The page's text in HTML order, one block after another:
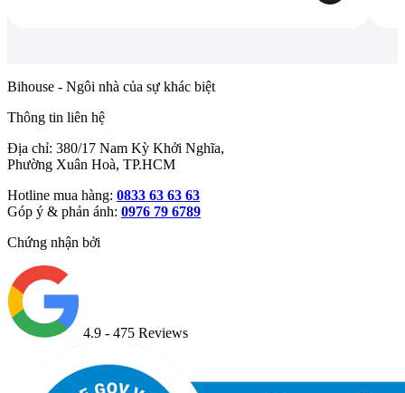
Bihouse - Ngôi nhà của sự khác biệt
Thông tin liên hệ
Địa chỉ: 380/17 Nam Kỳ Khởi Nghĩa,
Phường Xuân Hoà, TP.HCM
Hotline mua hàng: 0833 63 63 63
Góp ý & phản ánh: 0976 79 6789
Chứng nhận bởi
4.9 - 475 Reviews